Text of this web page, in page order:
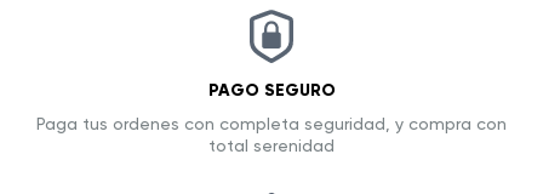
PAGO SEGURO
Paga tus ordenes con completa seguridad, y compra con
total serenidad